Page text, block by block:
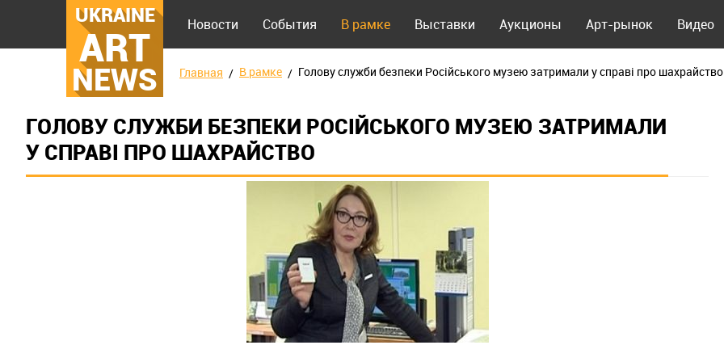
UKRAINE
ART
NEWS
Новости События В рамке Выставки Аукционы Арт-рынок Видео
Главная В рамке Голову служби безпеки Російського музею затримали у справі про шахрайство
ГОЛОВУ СЛУЖБИ БЕЗПЕКИ РОСІЙСЬКОГО МУЗЕЮ ЗАТРИМАЛИ
У СПРАВІ ПРО ШАХРАЙСТВО